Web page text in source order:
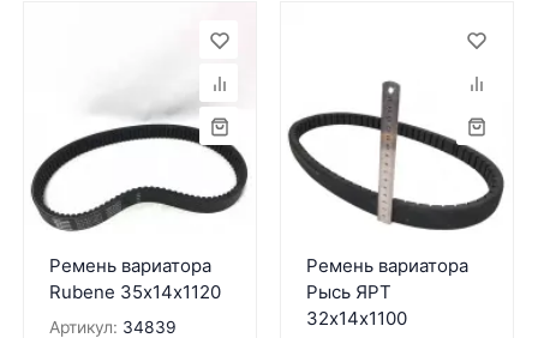
Ремень вариатора
Rubenе 35х14х1120
Артикул: 34839
Ремень вариатора
Рысь ЯРТ
32х14х1100